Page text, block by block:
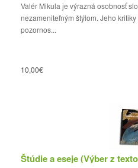
Valér Mikula je výrazná osobnosť
nezameniteľným štýlom. Jeho
pozornos...
10,00€